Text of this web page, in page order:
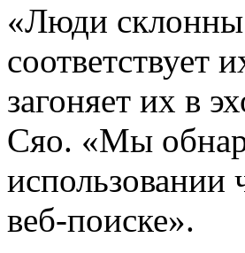
«Люди склонны
соответствует
загоняет их в
Сяо. «Мы
использовании
веб-поиске».